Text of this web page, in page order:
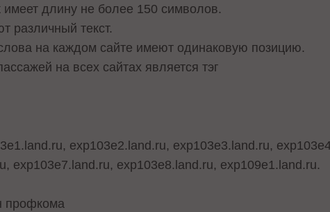
длину не более 150 символов.
различный текст.
на каждом сайте имеют одинаковую позицию.
на всех сайтах является тэг
exp103e2.land.ru, exp103e3.land.ru,
exp103e7.land.ru, exp103e8.land.ru, exp109e1.land.ru.
профкома